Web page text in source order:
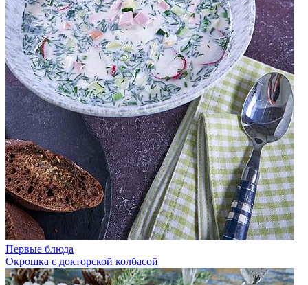
Первые блюда
Окрошка с докторской колбасой